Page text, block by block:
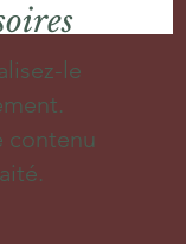
le
contenu